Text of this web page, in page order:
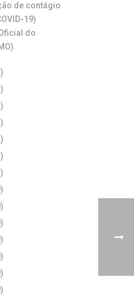
de contágio
19)
do